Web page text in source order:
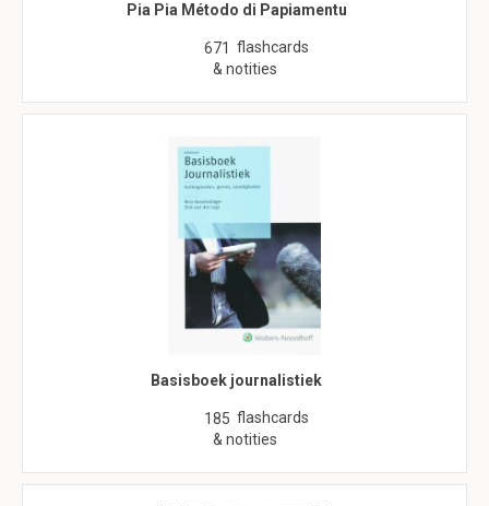
Pia Pia Método di Papiamentu
671 flashcards
& notities
Basisboek journalistiek
185 flashcards
& notities